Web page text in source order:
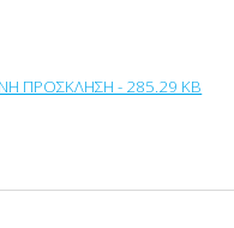
ΠΡΟΣΚΛΗΣΗ - 285.29 KB